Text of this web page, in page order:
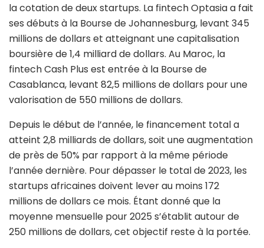
la cotation de deux startups. La fintech Optasia a fait
ses débuts à la Bourse de Johannesburg, levant 345
millions de dollars et atteignant une capitalisation
boursière de 1,4 milliard de dollars. Au Maroc, la
fintech Cash Plus est entrée à la Bourse de
Casablanca, levant 82,5 millions de dollars pour une
valorisation de 550 millions de dollars.
Depuis le début de l’année, le financement total a
atteint 2,8 milliards de dollars, soit une augmentation
de près de 50% par rapport à la même période
l’année dernière. Pour dépasser le total de 2023, les
startups africaines doivent lever au moins 172
millions de dollars ce mois. Étant donné que la
moyenne mensuelle pour 2025 s’établit autour de
250 millions de dollars, cet objectif reste à la portée.